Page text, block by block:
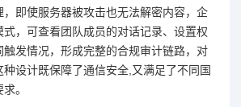
即使服务器被攻击也无法解密内容，企
式，可查看团队成员的对话记录、设置权
触发情况，形成完整的合规审计链路，对
设计既保障了通信安全,又满足了不同国
。